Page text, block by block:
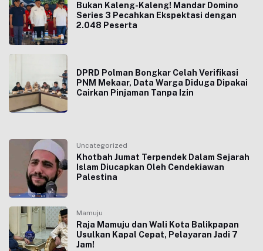
Bukan Kaleng-Kaleng! Mandar Domino
Series 3 Pecahkan Ekspektasi dengan
2.048 Peserta
DPRD Polman Bongkar Celah Verifikasi
PNM Mekaar, Data Warga Diduga Dipakai
Cairkan Pinjaman Tanpa Izin
Uncategorized
Khotbah Jumat Terpendek Dalam Sejarah
Islam Diucapkan Oleh Cendekiawan
Palestina
Mamuju
Raja Mamuju dan Wali Kota Balikpapan
Usulkan Kapal Cepat, Pelayaran Jadi 7
Jam!